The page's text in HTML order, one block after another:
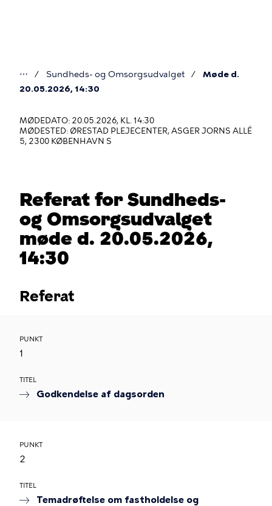
Du
her
⋯ Sundheds- og Omsorgsudvalget
Møde d.
20.05.2026, 14:30
MØDEDATO: 20.05.2026, KL. 14:30
MØDESTED: ØRESTAD PLEJECENTER, ASGER JORNS ALLÉ
5, 2300 KØBENHAVN S
Referat for Sundheds-
og Omsorgsudvalget
møde d. 20.05.2026,
14:30
Referat
PUNKT
1
TITEL
Godkendelse af dagsorden
PUNKT
2
TITEL
Temadrøftelse om fastholdelse og